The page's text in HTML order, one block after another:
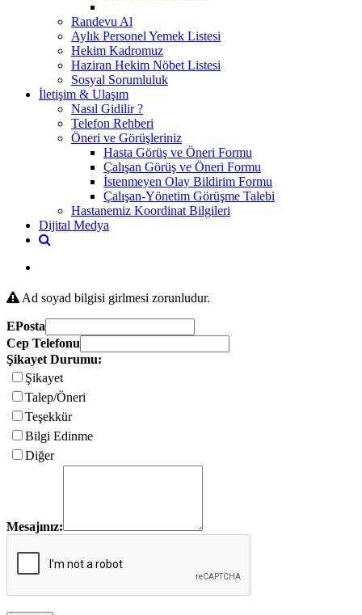
Randevu Al
Aylık Personel Yemek Listesi
Hekim Kadromuz
Haziran Hekim Nöbet Listesi
Sosyal Sorumluluk
İletişim & Ulaşım
Nasıl Gidilir ?
Telefon Rehberi
Öneri ve Görüşleriniz
Hasta Görüş ve Öneri Formu
Çalışan Görüş ve Öneri Formu
İstenmeyen Olay Bildirim Formu
Çalışan-Yönetim Görüşme Talebi
Hastanemiz Koordinat Bilgileri
Dijital Medya
Ad soyad bilgisi girlmesi zorunludur.
EPosta
Cep Telefonu
Şikayet Durumu:
Şikayet
Talep/Öneri
Teşekkür
Bilgi Edinme
Diğer
Mesajınız: